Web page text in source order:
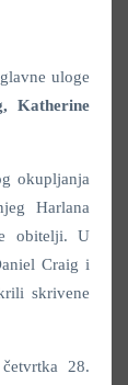
uloge
Katherine
okupljanja
Harlana
obitelji. U
Craig i
skrivene
28.